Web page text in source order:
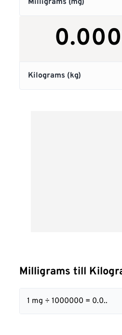
Milligrams till
1 mg ÷ 1000000 = 0.0..